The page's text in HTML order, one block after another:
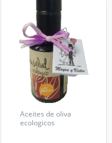
Aceites de oliva
ecologicos